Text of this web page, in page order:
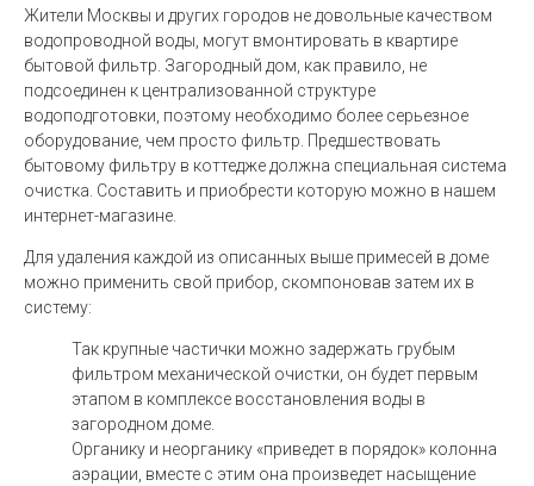
Жители Москвы и других городов не довольные качеством
водопроводной воды, могут вмонтировать в квартире
бытовой фильтр. Загородный дом, как правило, не
подсоединен к централизованной структуре
водоподготовки, поэтому необходимо более серьезное
оборудование, чем просто фильтр. Предшествовать
бытовому фильтру в коттедже должна специальная система
очистка. Составить и приобрести которую можно в нашем
интернет-магазине.
Для удаления каждой из описанных выше примесей в доме
можно применить свой прибор, скомпоновав затем их в
систему:
Так крупные частички можно задержать грубым
фильтром механической очистки, он будет первым
этапом в комплексе восстановления воды в
загородном доме.
Органику и неорганику «приведет в порядок» колонна
аэрации, вместе с этим она произведет насыщение